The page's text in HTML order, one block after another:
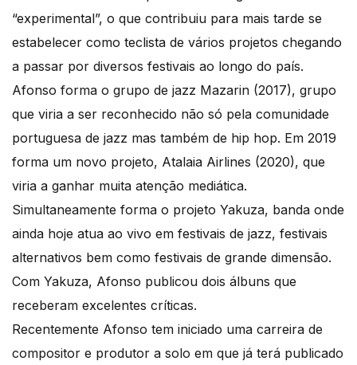
“experimental”, o que contribuiu para mais tarde se
estabelecer como teclista de vários projetos chegando
a passar por diversos festivais ao longo do país.
Afonso forma o grupo de jazz Mazarin (2017), grupo
que viria a ser reconhecido não só pela comunidade
portuguesa de jazz mas também de hip hop. Em 2019
forma um novo projeto, Atalaia Airlines (2020), que
viria a ganhar muita atenção mediática.
Simultaneamente forma o projeto Yakuza, banda onde
ainda hoje atua ao vivo em festivais de jazz, festivais
alternativos bem como festivais de grande dimensão.
Com Yakuza, Afonso publicou dois álbuns que
receberam excelentes críticas.
Recentemente Afonso tem iniciado uma carreira de
compositor e produtor a solo em que já terá publicado